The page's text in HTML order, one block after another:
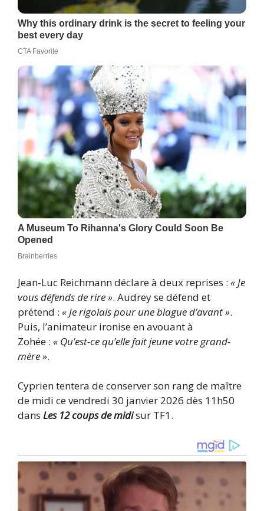
Jean-Luc Reichmann déclare à deux reprises : « Je
vous défends de rire ». Audrey se défend et
prétend : « Je rigolais pour une blague d’avant ».
Puis, l’animateur ironise en avouant à
Zohée : « Qu’est-ce qu’elle fait jeune votre grand-
mère ».
Cyprien tentera de conserver son rang de maître
de midi ce vendredi 30 janvier 2026 dès 11h50
dans Les 12 coups de midisur TF1.